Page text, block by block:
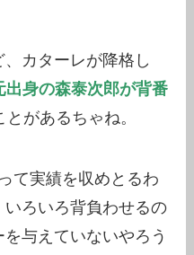
カターレが降格し
出身の森泰次郎が背番
とがあるちゃね。
て実績を収めとるわ
ろいろ背負わせるの
与えていないやろう